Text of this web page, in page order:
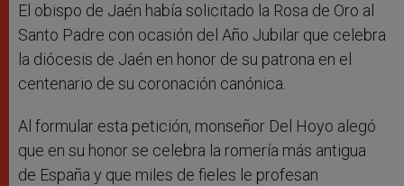
El obispo de Jaén había solicitado la Rosa de Oro al
Santo Padre con ocasión del Año Jubilar que celebra
la diócesis de Jaén en honor de su patrona en el
centenario de su coronación canónica.
Al formular esta petición, monseñor Del Hoyo alegó
que en su honor se celebra la romería más antigua
de España y que miles de fieles le profesan